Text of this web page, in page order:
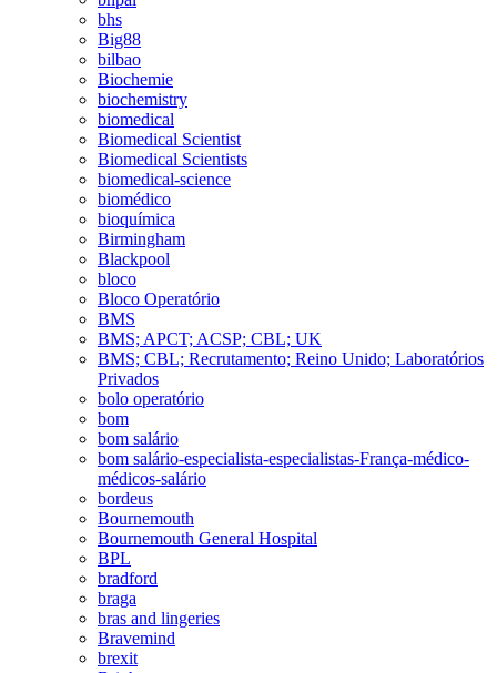
bhs
Big88
bilbao
Biochemie
biochemistry
biomedical
Biomedical Scientist
Biomedical Scientists
biomedical-science
biomédico
bioquímica
Birmingham
Blackpool
bloco
Bloco Operatório
BMS
BMS; APCT; ACSP; CBL; UK
BMS; CBL; Recrutamento; Reino Unido; Laboratórios
Privados
bolo operatório
bom
bom salário
bom salário-especialista-especialistas-França-médico-
médicos-salário
bordeus
Bournemouth
Bournemouth General Hospital
BPL
bradford
braga
bras and lingeries
Bravemind
brexit